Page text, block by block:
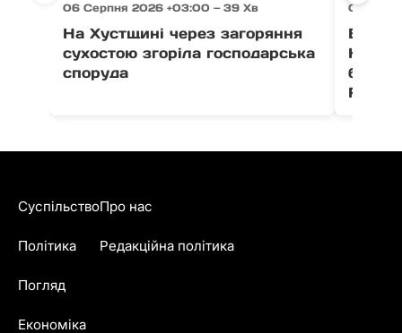
06 Серпня 2026 +03:00 — 39 Хв
На Хустщині через загоряння
сухостою згоріла господарська
споруда
06
В
Fest
Суспільство
Політика
Погляд
Економіка
Про нас
Редакційна політика